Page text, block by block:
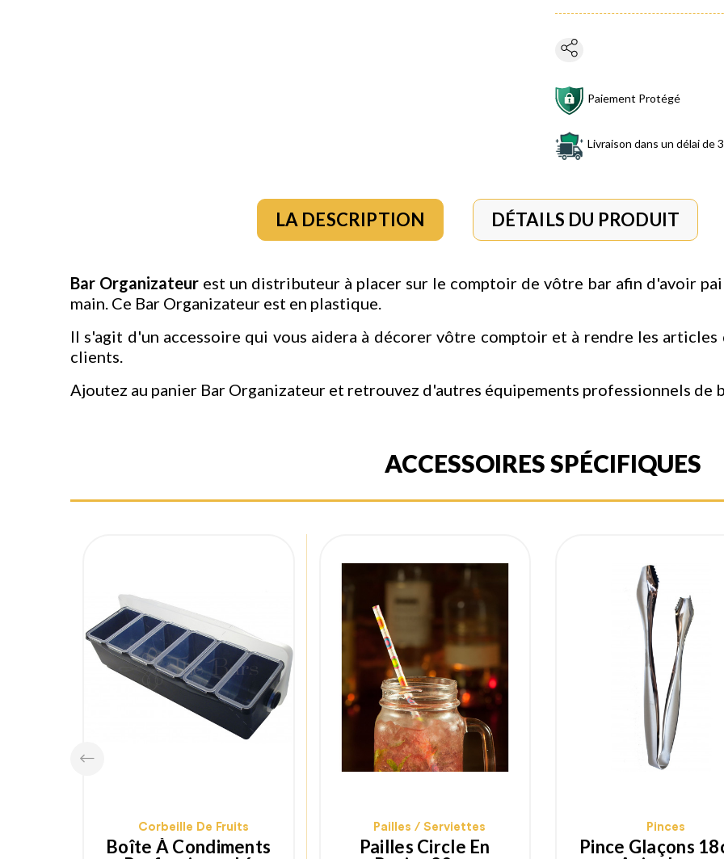
Paiement Protégé
Livraison dans un délai de
LA DESCRIPTION DÉTAILS DU PRODUIT
Bar Organizateur est un distributeur à placer sur le comptoir de vôtre bar afin d'avoir
main. Ce Bar Organizateur est en plastique.
Il s'agit d'un accessoire qui vous aidera à décorer vôtre comptoir et à rendre les
clients.
Ajoutez au panier Bar Organizateur et retrouvez d'autres équipements professionnels de
ACCESSOIRES SPÉCIFIQUES
Corbeille De Fruits
Boîte À Condiments
Pailles / Serviettes
Pailles Circle En
Pinces
Pince Glaçons